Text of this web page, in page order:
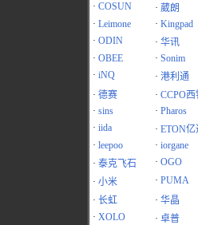
· COSUN · 葳朗
· Leimone · Kingpad
· ODIN · 华讯
· OBEE · Sonim
· iNQ · 港利通
· 德赛 · CCPO西
· sins · Pharos
· iida · ETON亿
· leepoo · iorgane
· 泰克飞石 · OGO
· 小米 · PUMA
· 长虹 · 华晶
· XOLO · 卓普